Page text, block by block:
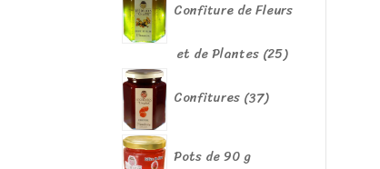
Confiture de Fleurs
et de Plantes 2525
Confitures 37produits
Pots de 90 g